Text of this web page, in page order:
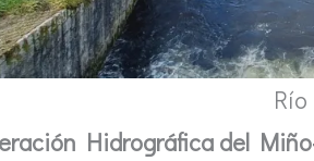
Hidrográfica del